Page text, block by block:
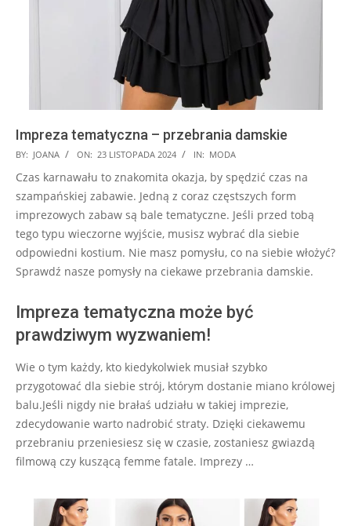
Impreza tematyczna – przebrania damskie
2024-
11-
BY: JOANA ON: 23 LISTOPADA 2024 IN: MODA
Czas karnawału to znakomita okazja, by spędzić czas na
szampańskiej zabawie. Jedną z coraz częstszych form
imprezowych zabaw są bale tematyczne. Jeśli przed tobą
tego typu wieczorne wyjście, musisz wybrać dla siebie
odpowiedni kostium. Nie masz pomysłu, co na siebie włożyć?
Sprawdź nasze pomysły na ciekawe przebrania damskie.
Impreza tematyczna może być
prawdziwym wyzwaniem!
Wie o tym każdy, kto kiedykolwiek musiał szybko
przygotować dla siebie strój, którym dostanie miano królowej
balu.Jeśli nigdy nie brałaś udziału w takiej imprezie,
zdecydowanie warto nadrobić straty. Dzięki ciekawemu
przebraniu przeniesiesz się w czasie, zostaniesz gwiazdą
filmową czy kuszącą femme fatale. Imprezy …